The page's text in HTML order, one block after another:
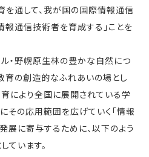
通して、我が国の国際情報通信
通信技術者を育成する」ことを
・野幌原生林の豊かな自然につ
育の創造的なふれあいの場とし
により全国に展開されている学
その応用範囲を広げていく「情報
展に寄与するために、以下のよう
ています。